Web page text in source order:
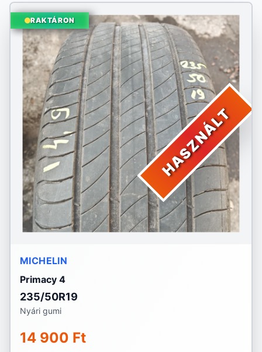
HASZNÁLT
RAKTÁRON
MICHELIN
Primacy 4
235/50R19
Nyári gumi
14 900 Ft